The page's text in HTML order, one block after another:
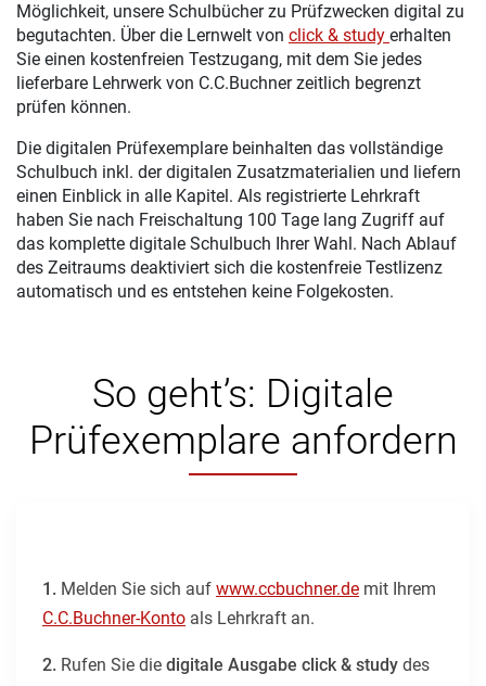
Möglichkeit, unsere Schulbücher zu Prüfzwecken digital zu
begutachten. Über die Lernwelt von click & study erhalten
Sie einen kostenfreien Testzugang, mit dem Sie jedes
lieferbare Lehrwerk von C.C.Buchner zeitlich begrenzt
prüfen können.
Die digitalen Prüfexemplare beinhalten das vollständige
Schulbuch inkl. der digitalen Zusatzmaterialien und liefern
einen Einblick in alle Kapitel. Als registrierte Lehrkraft
haben Sie nach Freischaltung 100 Tage lang Zugriff auf
das komplette digitale Schulbuch Ihrer Wahl. Nach Ablauf
des Zeitraums deaktiviert sich die kostenfreie Testlizenz
automatisch und es entstehen keine Folgekosten.
So geht’s: Digitale
Prüfexemplare anfordern
1. Melden Sie sich auf www.ccbuchner.de mit Ihrem
C.C.Buchner-Konto als Lehrkraft an.
2. Rufen Sie die digitale Ausgabe click & study des